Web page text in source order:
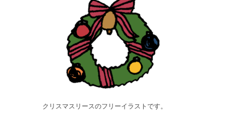
クリスマスリースのフリーイラストです。